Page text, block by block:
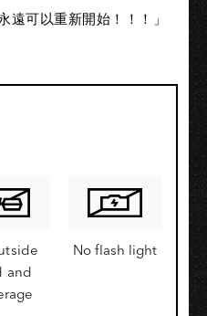
遠可以重新開始！！！」
and
No flash light